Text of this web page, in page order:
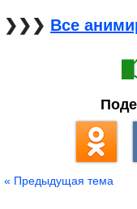
❯❯❯ Все
« Предыдущая тема